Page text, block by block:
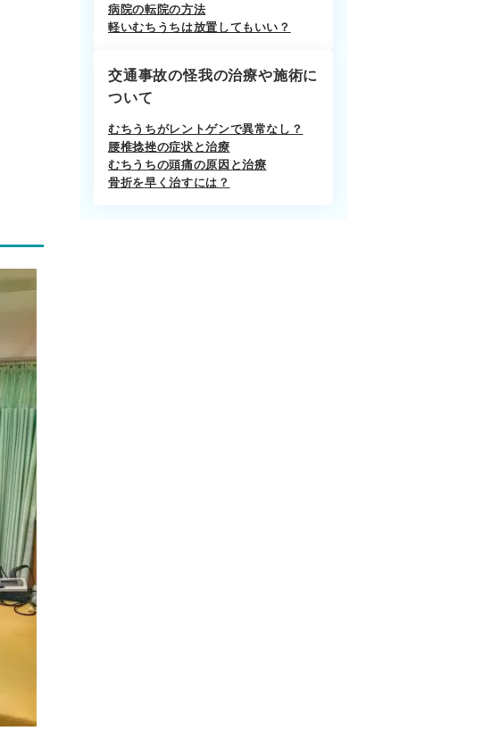
病院の転院の方法
軽いむちうちは放置してもいい？
交通事故の怪我の治療や施術に
ついて
むちうちがレントゲンで異常なし？
腰椎捻挫の症状と治療
むちうちの頭痛の原因と治療
骨折を早く治すには？